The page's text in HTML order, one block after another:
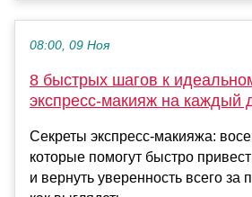
08:00, 09 Ноя
8 быстрых шагов к
экспресс-макияж на каждый
Секреты экспресс-макияжа:
которые помогут быстро
и вернуть уверенность всего за